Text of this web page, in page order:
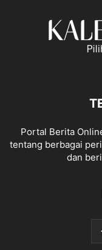
Portal Berita
tentang berbagai
dan